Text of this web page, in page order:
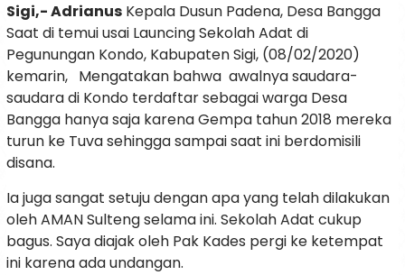
Sigi,- Adrianus Kepala Dusun Padena, Desa Bangga
Saat di temui usai Launcing Sekolah Adat di
Pegunungan Kondo, Kabupaten Sigi, (08/02/2020)
kemarin, Mengatakan bahwa awalnya saudara-
saudara di Kondo terdaftar sebagai warga Desa
Bangga hanya saja karena Gempa tahun 2018 mereka
turun ke Tuva sehingga sampai saat ini berdomisili
disana.
Ia juga sangat setuju dengan apa yang telah dilakukan
oleh AMAN Sulteng selama ini. Sekolah Adat cukup
bagus. Saya diajak oleh Pak Kades pergi ke ketempat
ini karena ada undangan.